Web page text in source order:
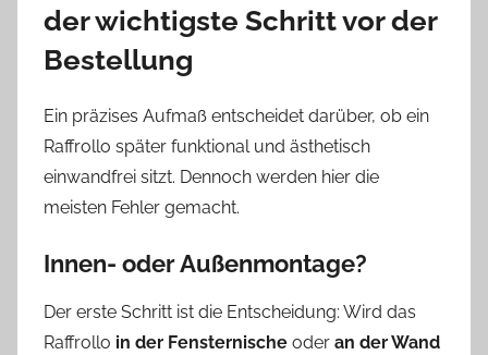
der wichtigste Schritt vor der
Bestellung
Ein präzises Aufmaß entscheidet darüber, ob ein
Raffrollo später funktional und ästhetisch
einwandfrei sitzt. Dennoch werden hier die
meisten Fehler gemacht.
Innen- oder Außenmontage?
Der erste Schritt ist die Entscheidung: Wird das
Raffrollo in der Fensternische oder an der Wand